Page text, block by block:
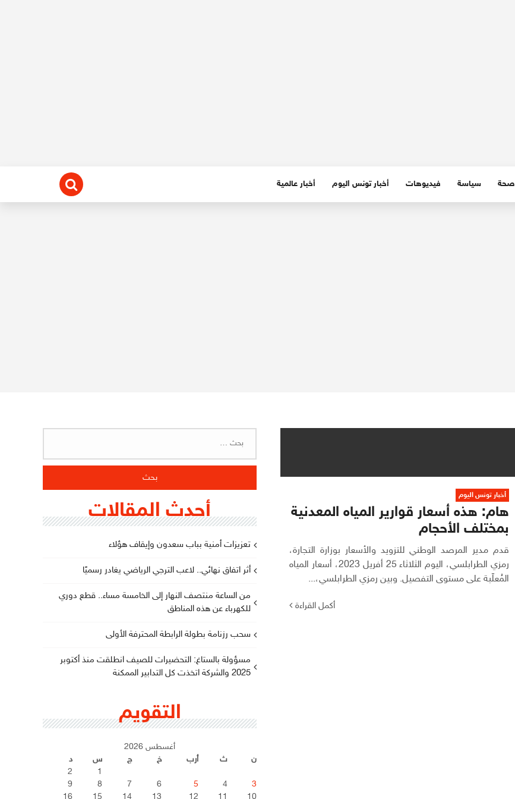
صحة سياسة فيديوهات أخبار تونس اليوم أخبار عالمية
أخبار تونس اليوم
هام: هذه أسعار قوارير المياه المعدنية
بمختلف الأحجام
قدم مدير المرصد الوطني للتزويد والأسعار بوزارة التجارة،
رمزي الطرابلسي، اليوم الثلاثاء 25 أفريل 2023، أسعار المياه
المُعلّبة على مستوى التفصيل. وبين رمزي الطرابلسي،...
أكمل القراءة
أحدث المقالات
تعزيزات أمنية بباب سعدون وإيقاف هؤلاء
أثر اتفاق نهائي.. لاعب الترجي الرياضي يغادر رسميًا
من الساعة منتصف النهار إلى الخامسة مساء.. قطع دوري
للكهرباء عن هذه المناطق
سحب رزنامة بطولة الرابطة المحترفة الأولى
مسؤولة بالستاغ: التحضيرات للصيف انطلقت منذ أكتوبر
2025 والشركة اتخذت كل التدابير الممكنة
التقويم
أغسطس 2026
ن
ث أرب خ ج س
د
1
2
3
4
5
6
7
8
9
10
11
12
13
14
15
16